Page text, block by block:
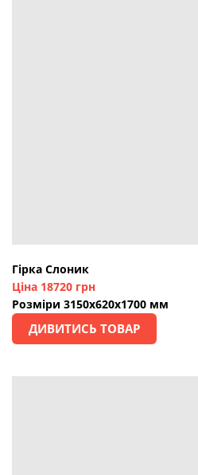
Гірка Слоник
Ціна 18720 грн
Розміри 3150х620х1700 мм
ДИВИТИСЬ ТОВАР